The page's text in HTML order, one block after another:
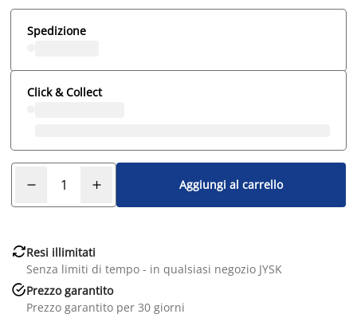
Spedizione
Click & Collect
Aggiungi al carrello
Resi illimitati
Senza limiti di tempo - in qualsiasi negozio JYSK
Prezzo garantito
Prezzo garantito per 30 giorni